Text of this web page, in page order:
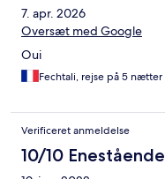
7. apr. 2026
Oversæt med Google
Oui
Fechtali, rejse på 5 nætter
Verificeret anmeldelse
10/10 Enestående